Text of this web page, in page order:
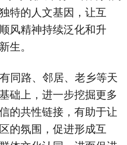
特的人文基因，让互
风精神持续泛化和升
生。
同路、邻居、老乡等天
础上，进一步挖掘更多
的共性链接，有助于让
的氛围，促进形成互